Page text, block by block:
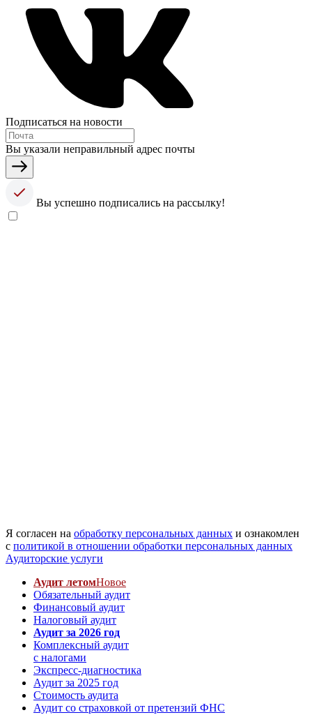
Подписаться на новости
Вы указали неправильный адрес почты
Вы успешно подписались на рассылку!
Я согласен на обработку персональных данных и ознакомлен
с политикой в отношении обработки персональных данных
Аудиторские услуги
Аудит летомНовое
Обязательный аудит
Финансовый аудит
Налоговый аудит
Аудит за 2026 год
Комплексный аудит
с налогами
Экспресс-диагностика
Аудит за 2025 год
Стоимость аудита
Аудит со страховкой от претензий ФНС